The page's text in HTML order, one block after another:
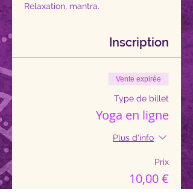
Relaxation, mantra.
Inscription
Vente expirée
Type de billet
Yoga en ligne
Plus d'info
Prix
10,00 €